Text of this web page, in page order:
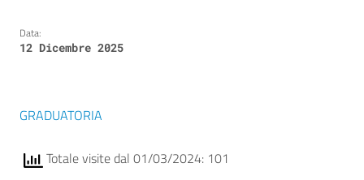
Data:
12 Dicembre 2025
GRADUATORIA
Totale visite dal 01/03/2024: 101